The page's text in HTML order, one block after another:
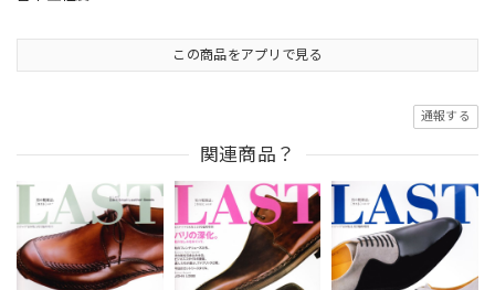
この商品をアプリで見る
通報する
関連商品？